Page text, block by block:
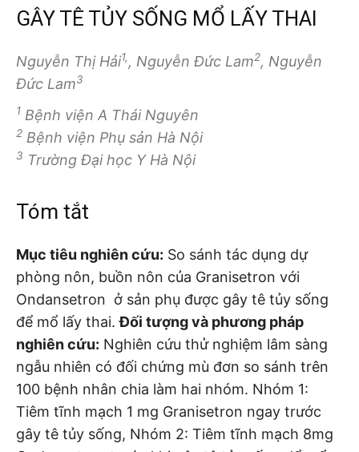
GÂY TÊ TỦY SỐNG MỔ LẤY THAI
Nguyễn Thị Hải1,, Nguyễn Đức Lam2, Nguyễn
Đức Lam3
1 Bệnh viện A Thái Nguyên
2 Bệnh viện Phụ sản Hà Nội
3 Trường Đại học Y Hà Nội
Tóm tắt
Mục tiêu nghiên cứu: So sánh tác dụng dự
phòng nôn, buồn nôn của Granisetron với
Ondansetron ở sản phụ được gây tê tủy sống
để mổ lấy thai.Đối tượng và phương pháp
nghiên cứu: Nghiên cứu thử nghiệm lâm sàng
ngẫu nhiên có đối chứng mù đơn so sánh trên
100 bệnh nhân chia làm hai nhóm. Nhóm 1:
Tiêm tĩnh mạch 1 mg Granisetron ngay trước
gây tê tủy sống, Nhóm 2: Tiêm tĩnh mạch 8mg